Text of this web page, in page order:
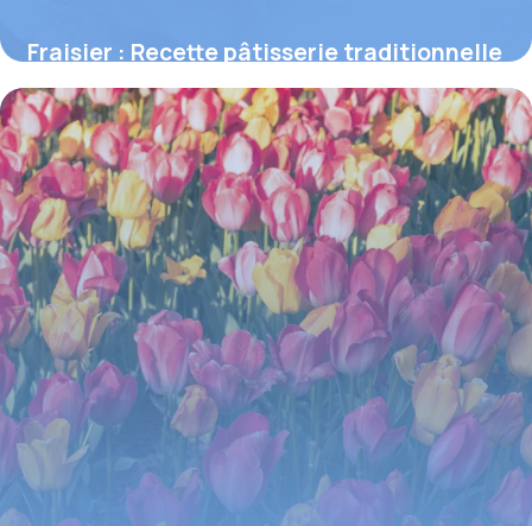
Fraisier : Recette pâtisserie traditionnelle
29 mai 2026